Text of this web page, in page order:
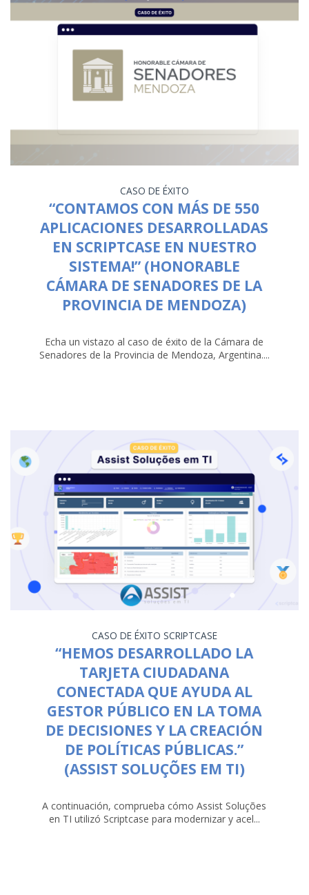
CASO DE ÉXITO
“CONTAMOS CON MÁS DE 550
APLICACIONES DESARROLLADAS
EN SCRIPTCASE EN NUESTRO
SISTEMA!” (HONORABLE
CÁMARA DE SENADORES DE LA
PROVINCIA DE MENDOZA)
Echa un vistazo al caso de éxito de la Cámara de
Senadores de la Provincia de Mendoza, Argentina....
CASO DE ÉXITO SCRIPTCASE
“HEMOS DESARROLLADO LA
TARJETA CIUDADANA
CONECTADA QUE AYUDA AL
GESTOR PÚBLICO EN LA TOMA
DE DECISIONES Y LA CREACIÓN
DE POLÍTICAS PÚBLICAS.”
(ASSIST SOLUÇÕES EM TI)
A continuación, comprueba cómo Assist Soluções
en TI utilizó Scriptcase para modernizar y acel...